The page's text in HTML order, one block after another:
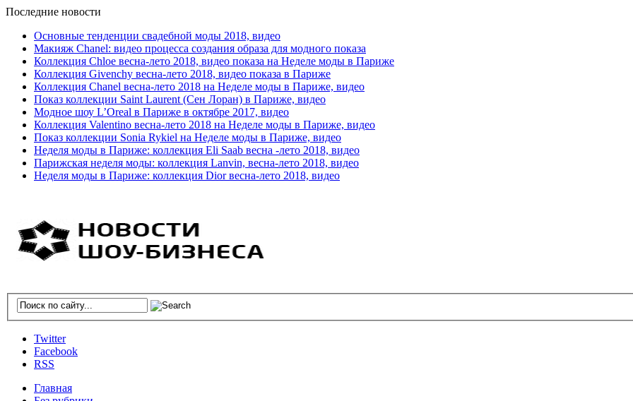
Последние новости
Основные тенденции свадебной моды 2018, видео
Макияж Chanel: видео процесса создания образа для модного показа
Коллекция Chloe весна-лето 2018, видео показа на Неделе моды в Париже
Коллекция Givenchy весна-лето 2018, видео показа в Париже
Коллекция Chanel весна-лето 2018 на Неделе моды в Париже, видео
Показ коллекции Saint Laurent (Сен Лоран) в Париже, видео
Модное шоу L’Oreal в Париже в октябре 2017, видео
Коллекция Valentino весна-лето 2018 на Неделе моды в Париже, видео
Показ коллекции Sonia Rykiel на Неделе моды в Париже, видео
Неделя моды в Париже: коллекция Eli Saab весна -лето 2018, видео
Парижская неделя моды: коллекция Lanvin, весна-лето 2018, видео
Неделя моды в Париже: коллекция Dior весна-лето 2018, видео
Twitter
Facebook
RSS
Главная